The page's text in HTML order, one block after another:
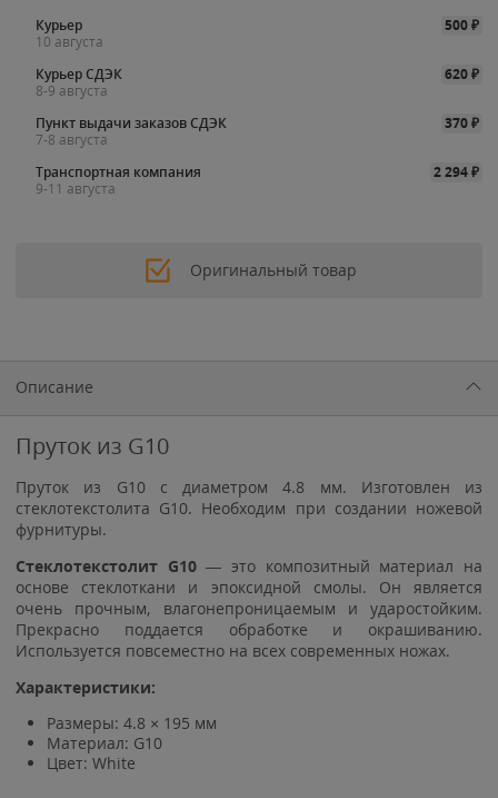
Курьер 500₽
10 августа
Курьер СДЭК
620₽
8-9 августа
Пункт выдачи заказов СДЭК
370₽
7-8 августа
Транспортная компания
2 294₽
9-11 августа
Оригинальный товар
Описание
Пруток из G10
Пруток из G10 с диаметром 4.8 мм. Изготовлен из
стеклотекстолита G10. Необходим при создании ножевой
фурнитуры.
Стеклотекстолит G10— это композитный материал на
основе стеклоткани и эпоксидной смолы. Он является
очень прочным, влагонепроницаемым и ударостойким.
Прекрасно поддается обработке и окрашиванию.
Используется повсеместно на всех современных ножах.
Характеристики:
Размеры: 4.8 × 195 мм
Материал: G10
Цвет: White